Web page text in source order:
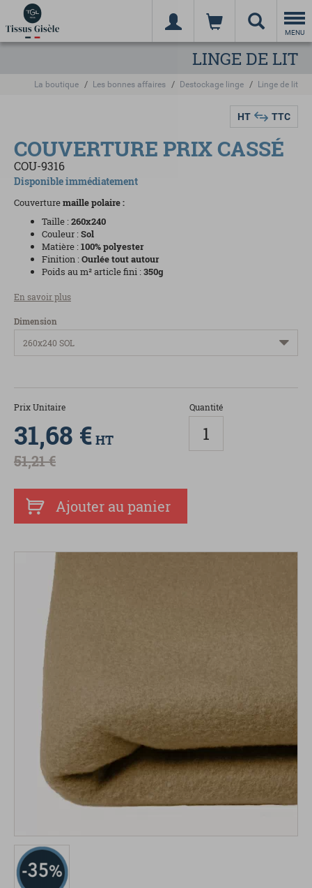
MENU
LINGE DE LIT
La boutique Les bonnes affaires Destockage linge Linge de lit
HT TTC
COUVERTURE PRIX CASSÉ
COU-9316
Disponible immédiatement
Couverturemaille polaire:
Taille :260x240
Couleur :Sol
Matière :100% polyester
Finition :Ourlée tout autour
Poids au m² article fini :350g
En savoir plus
Dimension
Prix Unitaire
31,68 € HT
51,21 €
Quantité
Ajouter au panier